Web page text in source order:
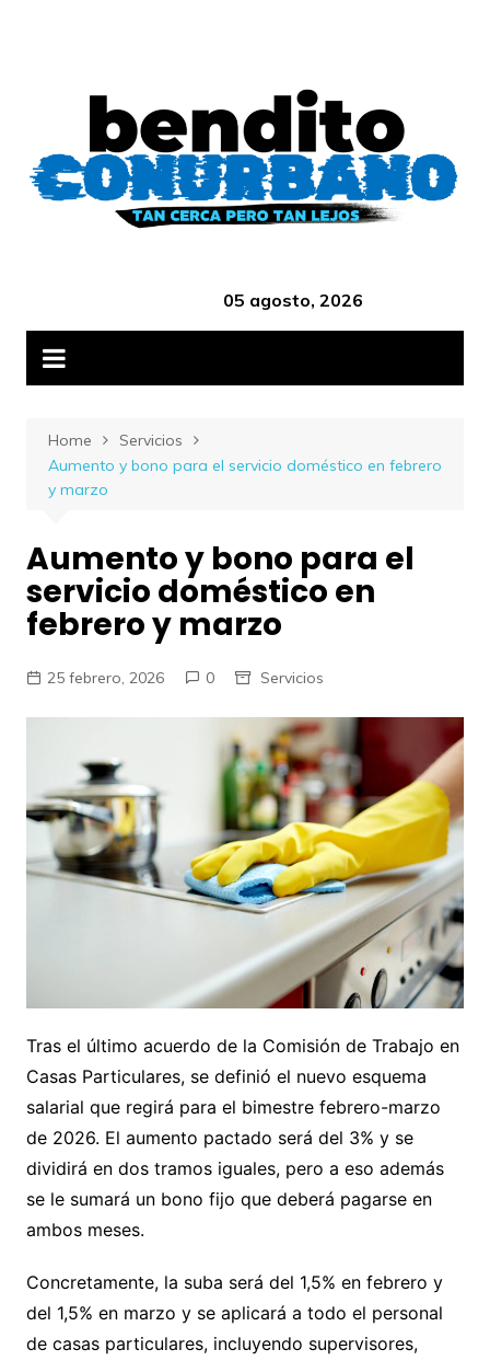
05 agosto, 2026
Home
Servicios
Aumento y bono para el servicio doméstico en febrero
y marzo
Aumento y bono para el
servicio doméstico en
febrero y marzo
25 febrero, 2026 0 Servicios
Tras el último acuerdo de la Comisión de Trabajo en
Casas Particulares, se definió el nuevo esquema
salarial que regirá para el bimestre febrero-marzo
de 2026. El aumento pactado será del 3% y se
dividirá en dos tramos iguales, pero a eso además
se le sumará un bono fijo que deberá pagarse en
ambos meses.
Concretamente, la suba será del 1,5% en febrero y
del 1,5% en marzo y se aplicará a todo el personal
de casas particulares, incluyendo supervisores,